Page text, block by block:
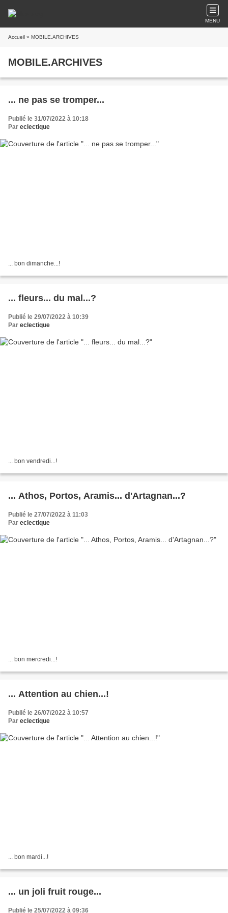
MENU
Accueil » MOBILE.ARCHIVES
MOBILE.ARCHIVES
... ne pas se tromper...
Publié le 31/07/2022 à 10:18
Par eclectique
... bon dimanche...!
... fleurs... du mal...?
Publié le 29/07/2022 à 10:39
Par eclectique
... bon vendredi...!
... Athos, Portos, Aramis... d'Artagnan...?
Publié le 27/07/2022 à 11:03
Par eclectique
... bon mercredi...!
... Attention au chien...!
Publié le 26/07/2022 à 10:57
Par eclectique
... bon mardi...!
... un joli fruit rouge...
Publié le 25/07/2022 à 09:36